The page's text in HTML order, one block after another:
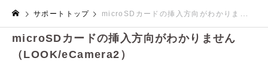
サポートトップ microSDカードの挿入方向がわかりません（LOOK/eCamera2）
microSDカードの挿入方向がわかりません
（LOOK/eCamera2）